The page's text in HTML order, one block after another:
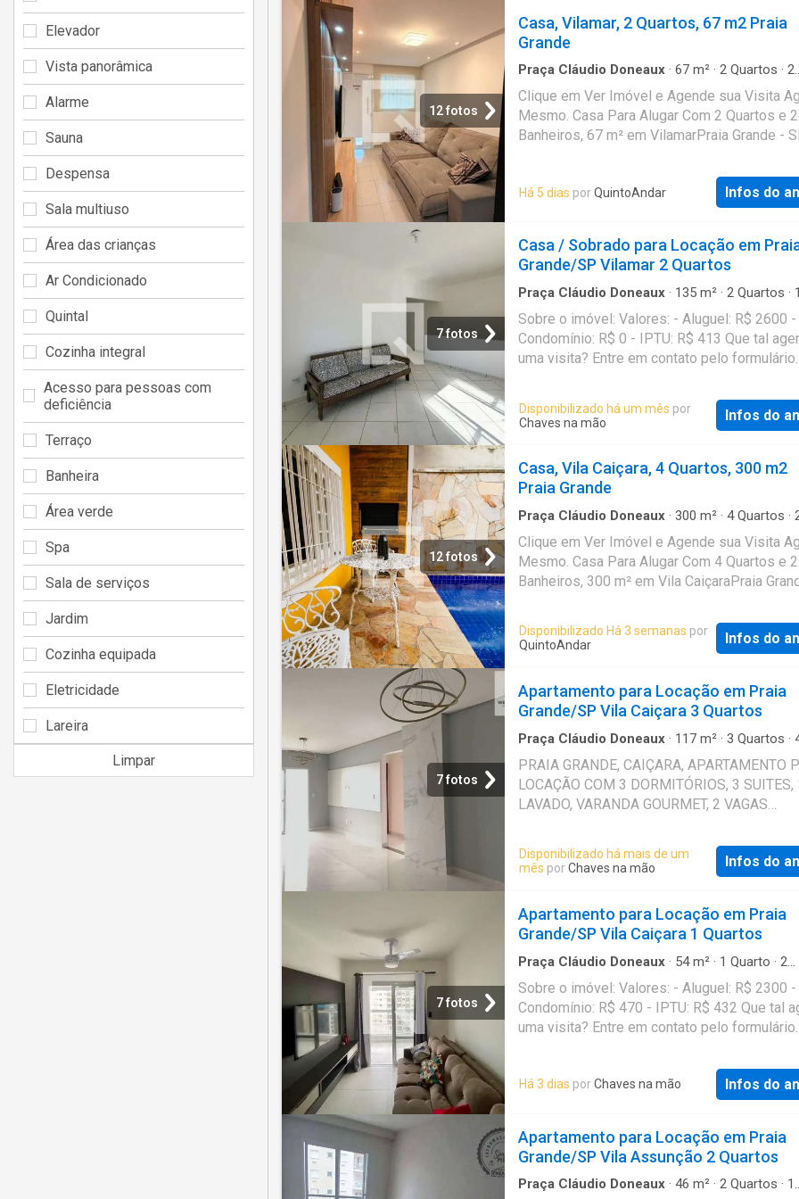
praia também está disponível, tornando sua
experiência ainda mais exclusiva. E
burocracia O QuintoAndar revolucionou o jeito
alugar e comprar imóveis: rápido, fácil, online,
fiador e o melhor, sem burocracia. Conheça
outros imóveis no site do QuintoAndar.
J24.344
12 fotos
Casa, Vilamar, 2 Quartos, 67 m2 Praia
Grande
Praça Cláudio Doneaux · 67 m² · 2 Quartos · 2
Clique em Ver Imóvel e Agende sua Visita
Mesmo. Casa Para Alugar Com 2 Quartos e 2
Banheiros, 67 m² em VilamarPraia Grande -
Há 5 dias porQuintoAndar Infos do
7 fotos
Casa / Sobrado para Locação em
Grande/SP Vilamar 2 Quartos
Praça Cláudio Doneaux · 135 m² · 2 Quartos · 1
Sobre o imóvel: Valores: - Aluguel: R$ 2600 -
Condomínio: R$ 0 - IPTU: R$ 413 Que tal
uma visita? Entre em contato pelo
com os próximos passos. Seu imóvel sem
burocracia O QuintoAndar revolucionou o
outros imóveis no site do QuintoAndar.
J24.344 Referência: 895352999
Disponibilizado há um mês por
Chaves na mão
Infos do
12 fotos
Casa, Vila Caiçara, 4 Quartos, 300 m2
Praia Grande
Praça Cláudio Doneaux · 300 m² · 4Quartos ·
Clique em Ver Imóvel e Agende sua Visita
Mesmo. Casa Para Alugar Com 4 Quartos e 2
Banheiros, 300 m² em Vila CaiçaraPraia
Disponibilizado Há 3 semanas por
QuintoAndar
Infos do
7 fotos
Apartamento para Locação em Praia
Grande/SP Vila Caiçara 3 Quartos
Praça Cláudio Doneaux · 117 m² · 3 Quartos ·
PRAIA GRANDE, CAIÇARA, APARTAMENTO
LOCAÇÃO COM 3 DORMITÓRIOS, 3 SUITES,
LAVADO, VARANDA GOURMET, 2 VAGAS
CONDOMINIO CLUB + DE 20 ITENS DE
PREDIO FRENTE MAR, VISTA PANORAMICA
MAR. PACOTE JÁ INCLUSO CONDOMINIO,
AGORA SUA VISITA COM UM DE NOSSOS
CORRETORES. Referência: 71673010
Disponibilizado há mais de um
mês porChaves na mão Infos do
7 fotos
Apartamento para Locação em Praia
Grande/SP Vila Caiçara 1 Quartos
Praça Cláudio Doneaux · 54m² · 1 Quarto · 2
Sobre o imóvel: Valores: - Aluguel: R$ 2300 -
Condomínio: R$ 470 - IPTU: R$ 432 Que tal
uma visita? Entre em contato pelo
com os próximos passos. Seu imóvel sem
burocracia O QuintoAndar revolucionou o
alugar e comprar imóveis: rápido, fácil,
outros imóveis no site do QuintoAndar.
J24.344 Referência: 895131758
Há 3 dias porChaves na mão Infos do
Apartamento para Locação em Praia
Grande/SP Vila Assunção 2 Quartos
Praça Cláudio Doneaux · 46 m² · 2 Quartos · 1
Elevador
Vista panorâmica
Alarme
Sauna
Despensa
Sala multiuso
Área das crianças
Ar Condicionado
Quintal
Cozinha integral
Acesso para pessoas com
deficiência
Terraço
Banheira
Área verde
Spa
Sala de serviços
Jardim
Cozinha equipada
Eletricidade
Lareira
Limpar